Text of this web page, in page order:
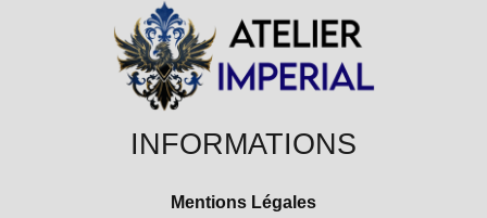
INFORMATIONS
Mentions Légales